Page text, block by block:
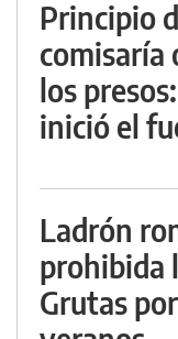
Principio
comisaría
los
inició el
Ladrón
prohibida
Grutas